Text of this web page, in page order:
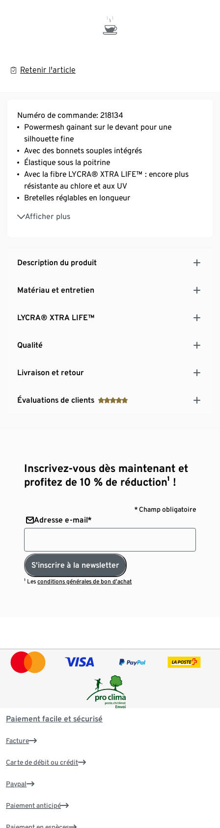
Retenir l'article
Numéro de commande: 218134
Powermesh gainant sur le devant pour une
silhouette fine
Avec des bonnets souples intégrés
Élastique sous la poitrine
Avec la fibre LYCRA® XTRA LIFE™ : encore plus
résistante au chlore et aux UV
Bretelles réglables en longueur
Afficher plus
Recommandations pour les tailles :
Taille 38 : bonnets 70–80B
Description du produit
Matériau et entretien
LYCRA® XTRA LIFE™
Qualité
Livraison et retour
Évaluations de clients
Inscrivez-vous dès maintenant et
profitez de 10 % de réduction¹ !
* Champ obligatoire
Adresse e-mail*
S'inscrire à la newsletter
¹ Lesconditions générales de bon d’achat
Paiement facile et sécurisé
Facture
Carte de débit ou crédit
Paypal
Paiement anticipé